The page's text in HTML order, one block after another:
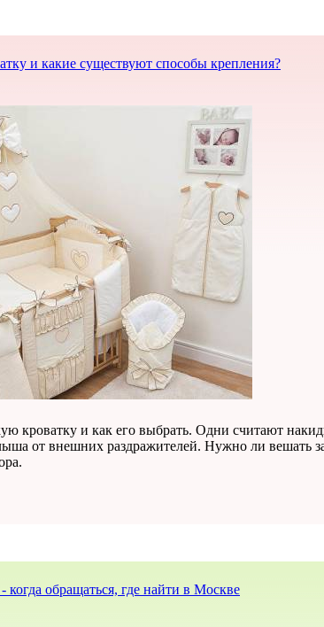
и какие существуют способы крепления?
кроватку и как его выбрать. Одни считают
от внешних раздражителей. Нужно ли вешать
когда обращаться, где найти в Москве